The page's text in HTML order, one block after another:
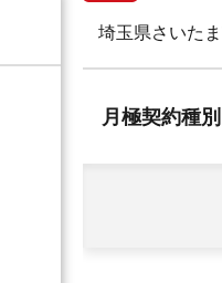
埼玉県さいた
月極契約種別